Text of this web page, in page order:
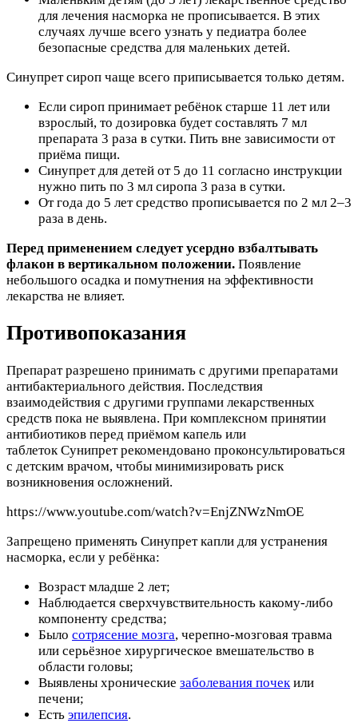
для лечения насморка не прописывается. В этих
случаях лучше всего узнать у педиатра более
безопасные средства для маленьких детей.
Синупрет сироп чаще всего приписывается только детям.
Если сироп принимает ребёнок старше 11 лет или
взрослый, то дозировка будет составлять 7 мл
препарата 3 раза в сутки. Пить вне зависимости от
приёма пищи.
Синупрет для детей от 5 до 11 согласно инструкции
нужно пить по 3 мл сиропа 3 раза в сутки.
От года до 5 лет средство прописывается по 2 мл 2–3
раза в день.
Перед применением следует усердно взбалтывать
флакон в вертикальном положении. Появление
небольшого осадка и помутнения на эффективности
лекарства не влияет.
Противопоказания
Препарат разрешено принимать с другими препаратами
антибактериального действия. Последствия
взаимодействия с другими группами лекарственных
средств пока не выявлена. При комплексном принятии
антибиотиков перед приёмом капель или
таблеток Сунипрет рекомендовано проконсультироваться
с детским врачом, чтобы минимизировать риск
возникновения осложнений.
https://www.youtube.com/watch?v=EnjZNWzNmOE
Запрещено применять Синупрет капли для устранения
насморка, если у ребёнка:
Возраст младше 2 лет;
Наблюдается сверхчувствительность какому-либо
компоненту средства;
Было сотрясение мозга, черепно-мозговая травма
или серьёзное хирургическое вмешательство в
области головы;
Выявлены хронические заболевания почек или
печени;
Есть эпилепсия.